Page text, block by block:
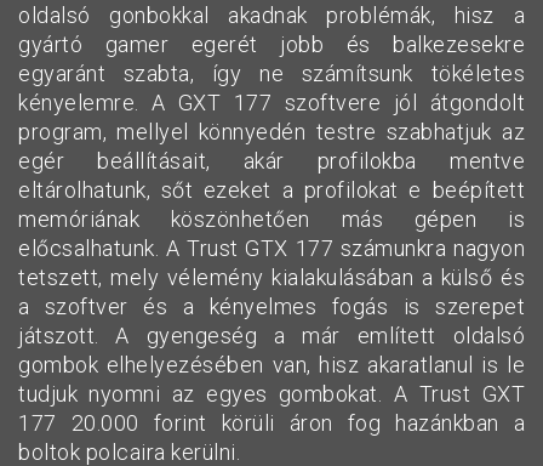
oldalsó gonbokkal akadnak problémák, hisz a
gyártó gamer egerét jobb és balkezesekre
egyaránt szabta, így ne számítsunk tökéletes
kényelemre. A GXT 177 szoftvere jól átgondolt
program, mellyel könnyedén testre szabhatjuk az
egér beállításait, akár profilokba mentve
eltárolhatunk, sőt ezeket a profilokat e beépített
memóriának köszönhetően más gépen is
előcsalhatunk. A Trust GTX 177 számunkra nagyon
tetszett, mely vélemény kialakulásában a külső és
a szoftver és a kényelmes fogás is szerepet
játszott. A gyengeség a már említett oldalsó
gombok elhelyezésében van, hisz akaratlanul is le
tudjuk nyomni az egyes gombokat. A Trust GXT
177 20.000 forint körüli áron fog hazánkban a
boltok polcaira kerülni.